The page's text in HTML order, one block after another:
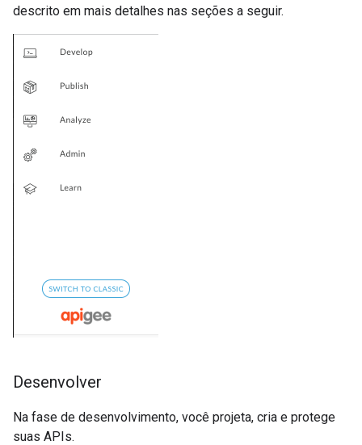
descrito em mais detalhes nas seções a seguir.
Desenvolver
Na fase de desenvolvimento, você projeta, cria e protege
suas APIs.